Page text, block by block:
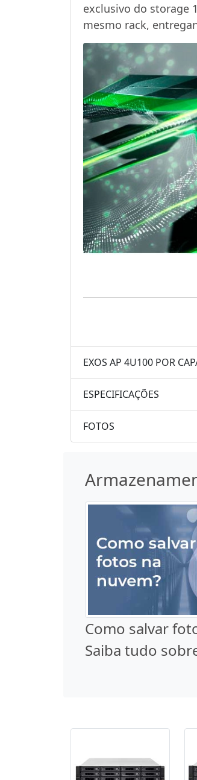
exclusivo do storage
mesmo rack,
EXOS AP 4U100 POR
ESPECIFICAÇÕES
FOTOS
Como salvar
Saiba tudo